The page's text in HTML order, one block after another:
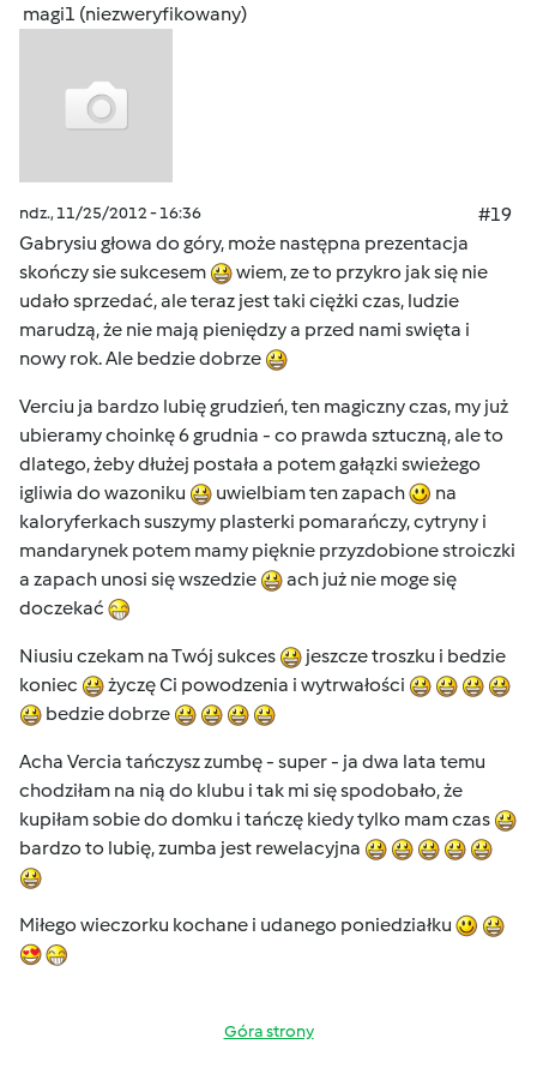
magi1 (niezweryfikowany)
ndz., 11/25/2012 - 16:36
#19
Gabrysiu głowa do góry, może następna prezentacja
skończy sie sukcesem
wiem, ze to przykro jak się nie
udało sprzedać, ale teraz jest taki ciężki czas, ludzie
marudzą, że nie mają pieniędzy a przed nami swięta i
nowy rok. Ale bedzie dobrze
Verciu ja bardzo lubię grudzień, ten magiczny czas, my już
ubieramy choinkę 6 grudnia - co prawda sztuczną, ale to
dlatego, żeby dłużej postała a potem gałązki swieżego
igliwia do wazoniku
uwielbiam ten zapach
na
kaloryferkach suszymy plasterki pomarańczy, cytryny i
mandarynek potem mamy pięknie przyzdobione stroiczki
a zapach unosi się wszedzie
ach już nie moge się
doczekać
Niusiu czekam na Twój sukces
jeszcze troszku i bedzie
koniec
życzę Ci powodzenia i wytrwałości
bedzie dobrze
Acha Vercia tańczysz zumbę - super - ja dwa lata temu
chodziłam na nią do klubu i tak mi się spodobało, że
kupiłam sobie do domku i tańczę kiedy tylko mam czas
bardzo to lubię, zumba jest rewelacyjna
Miłego wieczorku kochane i udanego poniedziałku
Góra strony